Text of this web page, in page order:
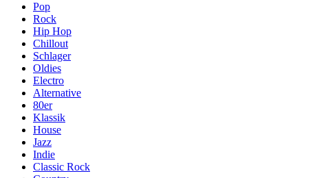
Pop
Rock
Hip Hop
Chillout
Schlager
Oldies
Electro
Alternative
80er
Klassik
House
Jazz
Indie
Classic Rock